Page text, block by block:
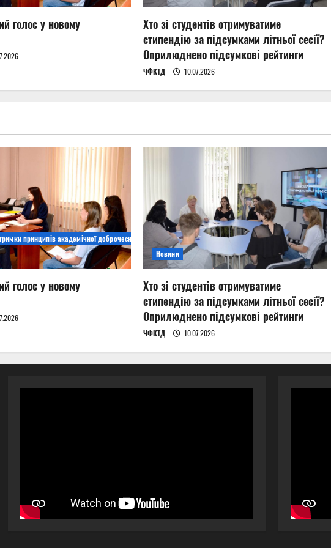
голос у новому
Хто зі студентів отримуватиме
стипендію за підсумками літньої сесії?
Оприлюднено підсумкові рейтинги
ЧФКТД 10.07.2026
принципів академічної доброчесності
голос у новому
Новини
Хто зі студентів отримуватиме
стипендію за підсумками літньої сесії?
Оприлюднено підсумкові рейтинги
ЧФКТД 10.07.2026